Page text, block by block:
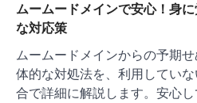
ムームードメインで安心！身
な対応策
ムームードメインからの予期
体的な対処法を、利用してい
合で詳細に解説します。安心